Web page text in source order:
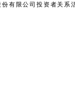
份有限公司投资者关系